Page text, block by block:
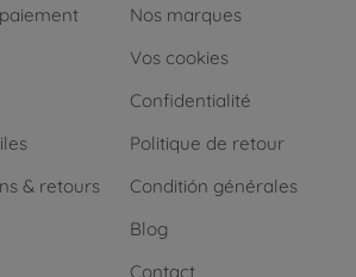
& retours
Nos marques
Vos cookies
Confidentialité
Politique de retour
Conditión générales
Blog
Contact